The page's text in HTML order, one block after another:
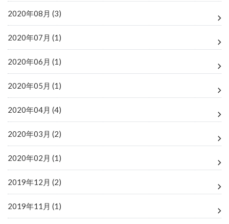
2020年08月 (3)
2020年07月 (1)
2020年06月 (1)
2020年05月 (1)
2020年04月 (4)
2020年03月 (2)
2020年02月 (1)
2019年12月 (2)
2019年11月 (1)